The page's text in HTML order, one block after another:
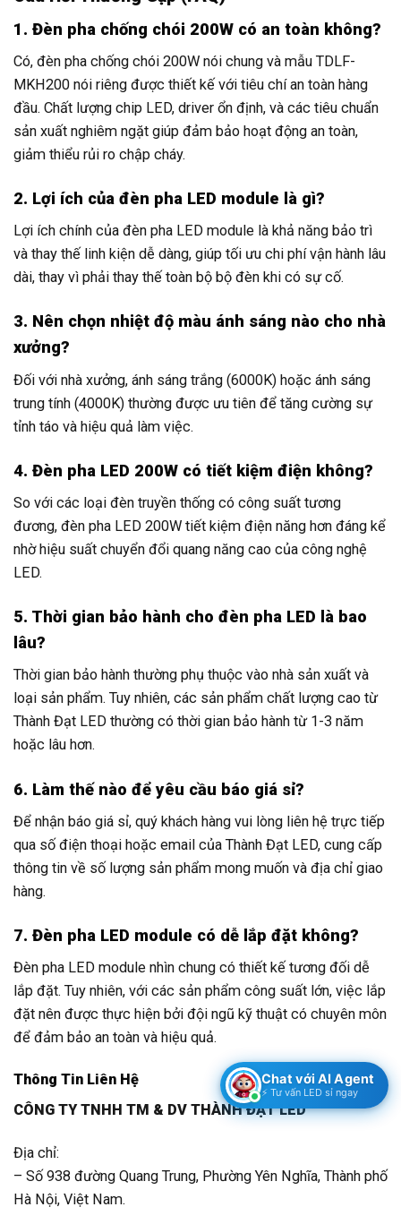
1. Đèn pha chống chói 200W có an toàn không?
Có, đèn pha chống chói 200W nói chung và mẫu TDLF-
MKH200 nói riêng được thiết kế với tiêu chí an toàn hàng
đầu. Chất lượng chip LED, driver ổn định, và các tiêu chuẩn
sản xuất nghiêm ngặt giúp đảm bảo hoạt động an toàn,
giảm thiểu rủi ro chập cháy.
2. Lợi ích của đèn pha LED module là gì?
Lợi ích chính của đèn pha LED module là khả năng bảo trì
và thay thế linh kiện dễ dàng, giúp tối ưu chi phí vận hành lâu
dài, thay vì phải thay thế toàn bộ bộ đèn khi có sự cố.
3. Nên chọn nhiệt độ màu ánh sáng nào cho nhà
xưởng?
Đối với nhà xưởng, ánh sáng trắng (6000K) hoặc ánh sáng
trung tính (4000K) thường được ưu tiên để tăng cường sự
tỉnh táo và hiệu quả làm việc.
4. Đèn pha LED 200W có tiết kiệm điện không?
So với các loại đèn truyền thống có công suất tương
đương, đèn pha LED 200W tiết kiệm điện năng hơn đáng kể
nhờ hiệu suất chuyển đổi quang năng cao của công nghệ
LED.
5. Thời gian bảo hành cho đèn pha LED là bao
lâu?
Thời gian bảo hành thường phụ thuộc vào nhà sản xuất và
loại sản phẩm. Tuy nhiên, các sản phẩm chất lượng cao từ
Thành Đạt LED thường có thời gian bảo hành từ 1-3 năm
hoặc lâu hơn.
6. Làm thế nào để yêu cầu báo giá sỉ?
Để nhận báo giá sỉ, quý khách hàng vui lòng liên hệ trực tiếp
qua số điện thoại hoặc email của Thành Đạt LED, cung cấp
thông tin về số lượng sản phẩm mong muốn và địa chỉ giao
hàng.
7. Đèn pha LED module có dễ lắp đặt không?
Đèn pha LED module nhìn chung có thiết kế tương đối dễ
lắp đặt. Tuy nhiên, với các sản phẩm công suất lớn, việc lắp
đặt nên được thực hiện bởi đội ngũ kỹ thuật có chuyên môn
để đảm bảo an toàn và hiệu quả.
Thông Tin Liên Hệ
CÔNG TY TNHH TM & DV THÀNH ĐẠT LED
Địa chỉ:
– Số 938 đường Quang Trung, Phường Yên Nghĩa, Thành phố
Hà Nội, Việt Nam.
Chat với AI Agent
⚡ Tư vấn LED sỉ ngay